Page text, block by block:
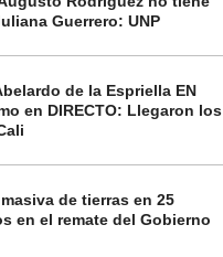
Guerrero: UNP
de la Espriella EN
en DIRECTO: Llegaron los
de tierras en 25
en el remate del Gobierno